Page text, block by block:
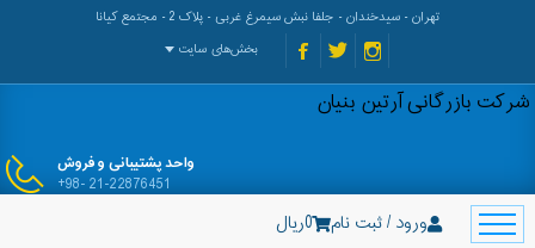
تهران - سیدخندان - جلفا نبش سیمرغ غربی - پلاک 2 - مجتمع کیانا
بخش‌های سایت
شرکت بازرگانی آرتین بنیان
واحد پشتیبانی و فروش
+98- 21-22876451
ورود / ثبت نام 0ریال